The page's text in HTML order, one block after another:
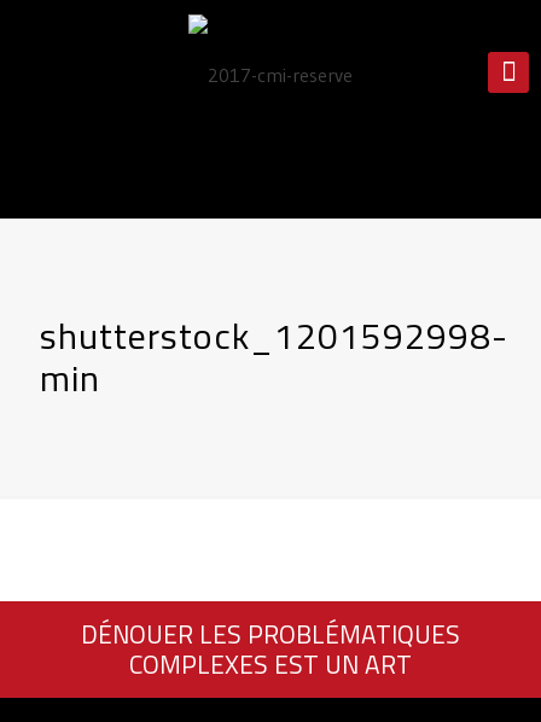
shutterstock_1201592998-
min
DÉNOUER LES PROBLÉMATIQUES
COMPLEXES EST UN ART